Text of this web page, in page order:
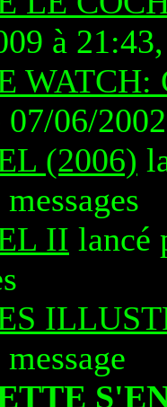
à
WATCH:
06/
(2006)
II lancé